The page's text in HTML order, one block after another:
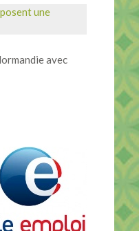
une
avec